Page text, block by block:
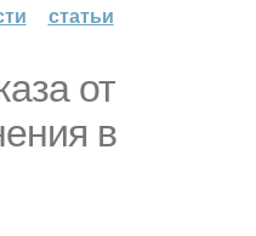
статьи
от
в